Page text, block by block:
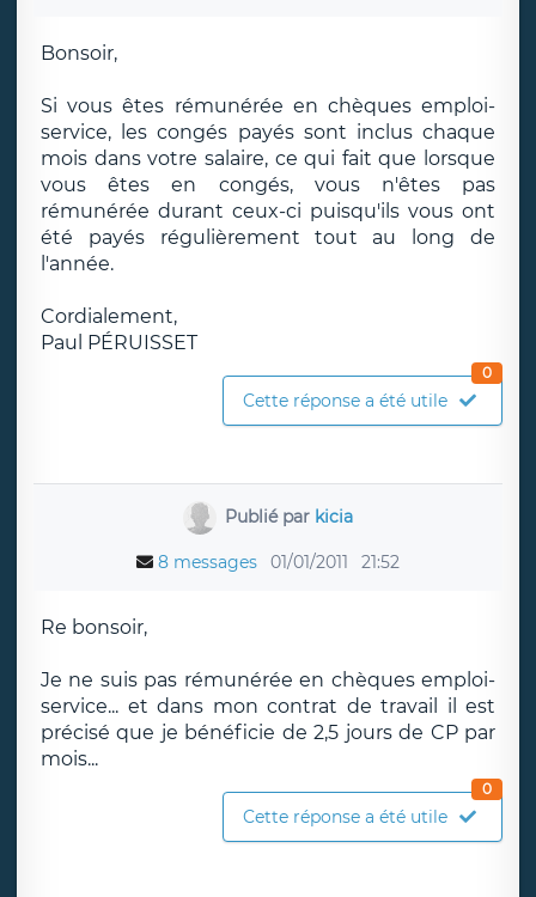
Bonsoir,
Si vous êtes rémunérée en chèques emploi-
service, les congés payés sont inclus chaque
mois dans votre salaire, ce qui fait que lorsque
vous êtes en congés, vous n'êtes pas
rémunérée durant ceux-ci puisqu'ils vous ont
été payés régulièrement tout au long de
l'année.
Cordialement,
Paul PÉRUISSET
Cette réponse a été utile
0
Publié par kicia
8 messages 01/01/2011 21:52
Re bonsoir,
Je ne suis pas rémunérée en chèques emploi-
service... et dans mon contrat de travail il est
précisé que je bénéficie de 2,5 jours de CP par
mois...
Cette réponse a été utile
0